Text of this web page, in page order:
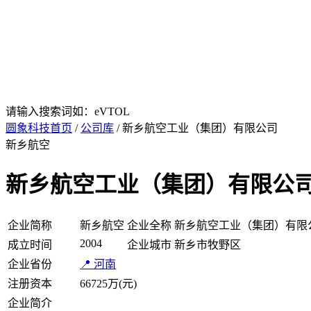
请输入搜索词如：eVTOL
圆象科技首页 / 公司库 / 新乡航空工业（集团）有限公司
新乡航空
新乡航空工业（集团）有限公
企业简称 新乡航空 企业全称 新乡航空工业（集团）有限
成立时间
2004 企业城市 新乡市牧野区
企业省份
📍 河南
注册资本
66725万(元)
企业简介